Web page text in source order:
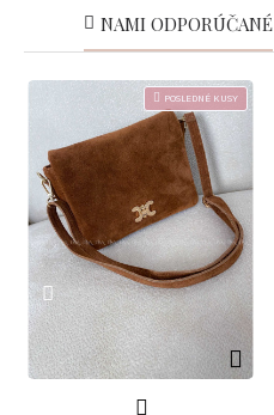
NAMI ODPORÚČANÉ
POSLEDNÉ KUSY